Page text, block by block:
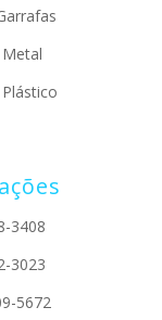
3408
3023
5672